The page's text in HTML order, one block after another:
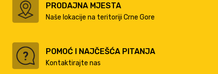
PRODAJNA MJESTA
Naše lokacije na teritoriji Crne Gore
POMOĆ I NAJČEŠĆA PITANJA
Kontaktirajte nas